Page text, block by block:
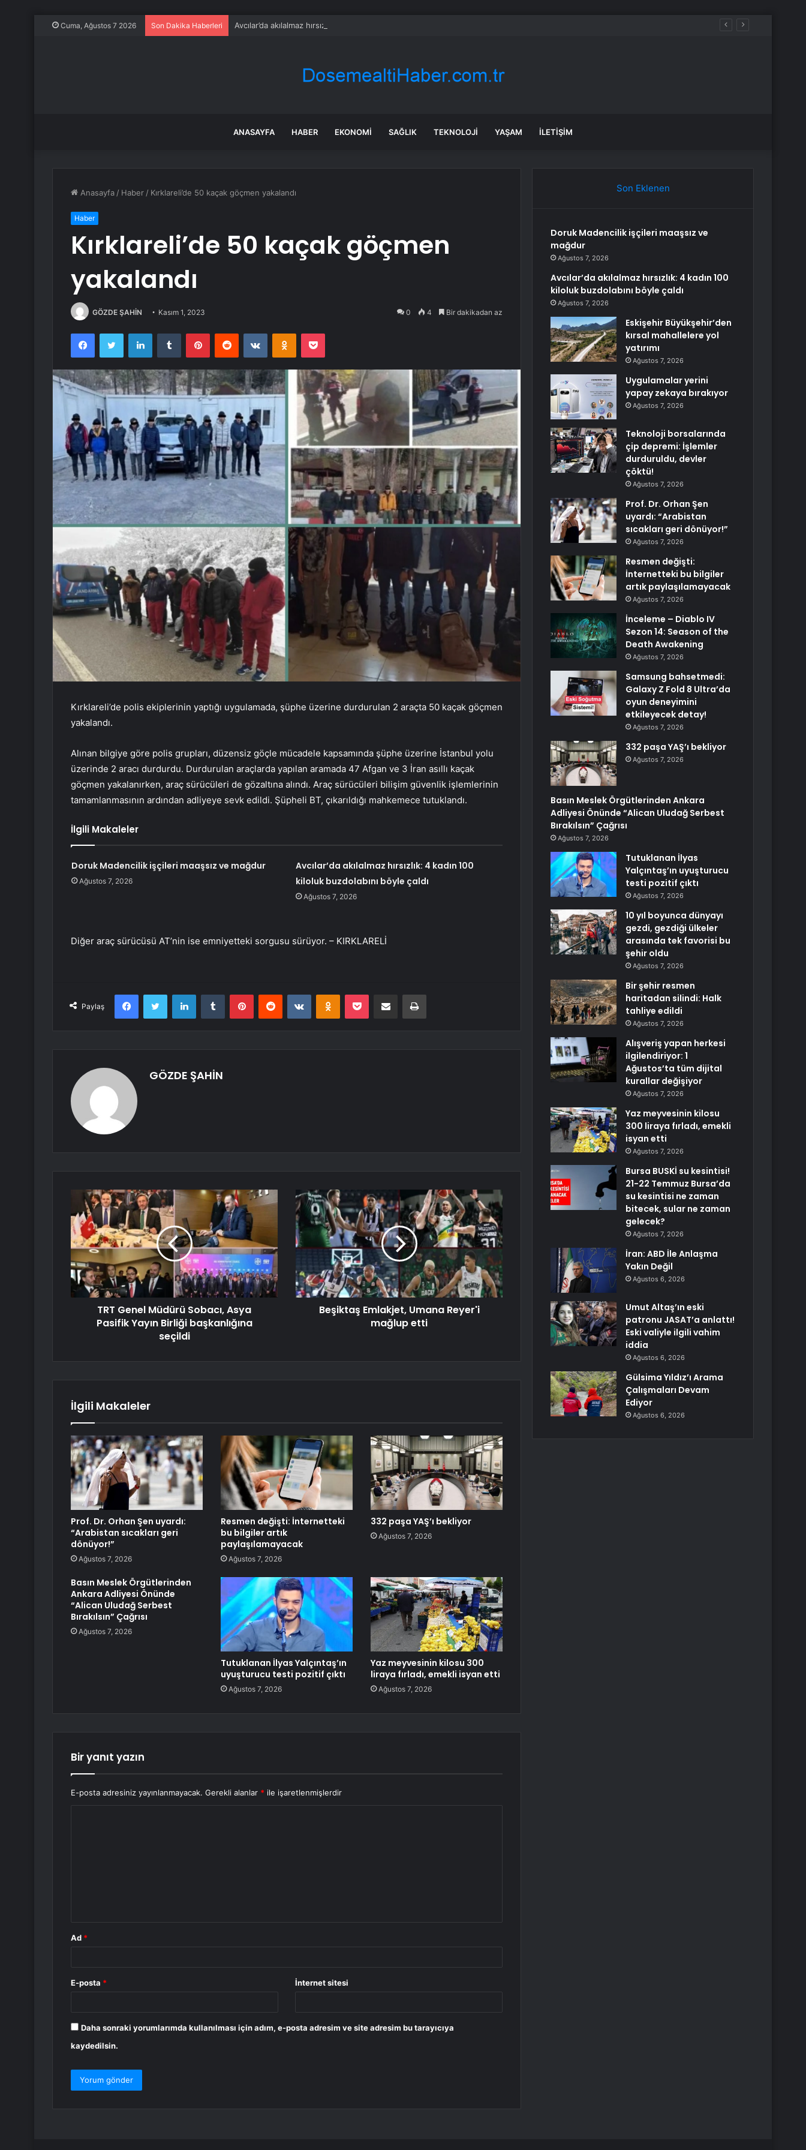
Cuma, Ağustos 7 2026 Son Dakika Haberleri Avcılar’da akılalmaz hırsızlık: 4 kadın 100 kiloluk buzdolabını böyle çaldı
ANASAYFA HABER EKONOMI SAĞLIK TEKNOLOJI YAŞAM İLETIŞIM
Anasayfa / Haber / Kırklareli’de 50 kaçak göçmen yakalandı
Haber
Kırklareli’de 50 kaçak göçmen
yakalandı
GÖZDE ŞAHİN Kasım 1, 2023 0 4 Bir dakikadan az
FacebookTwitter LinkedInTumblr PinterestReddit VKontakteOdnoklassniki
Pocket
Kırklareli’de polis ekiplerinin yaptığı uygulamada, şüphe üzerine durdurulan 2 araçta 50 kaçak göçmen
yakalandı.
Alınan bilgiye göre polis grupları, düzensiz göçle mücadele kapsamında şüphe üzerine İstanbul yolu
üzerinde 2 aracı durdurdu. Durdurulan araçlarda yapılan aramada 47 Afgan ve 3 İran asıllı kaçak
göçmen yakalanırken, araç sürücüleri de gözaltına alındı. Araç sürücüleri bilişim güvenlik işlemlerinin
tamamlanmasının ardından adliyeye sevk edildi. Şüpheli BT, çıkarıldığı mahkemece tutuklandı.
İlgili Makaleler
Doruk Madencilik işçileri maaşsız ve mağdur
Ağustos 7, 2026
Avcılar’da akılalmaz hırsızlık: 4 kadın 100
kiloluk buzdolabını böyle çaldı
Ağustos 7, 2026
Diğer araç sürücüsü AT’nin ise emniyetteki sorgusu sürüyor. – KIRKLARELİ
Paylaş
FacebookTwitter LinkedInTumblr PinterestReddit VKontakteOdnoklassniki
Pocket E-Posta ile paylaş Yazdır
GÖZDE ŞAHİN
TRT Genel Müdürü Sobacı, Asya
Pasifik Yayın Birliği başkanlığına
seçildi
Beşiktaş Emlakjet, Umana Reyer'i
mağlup etti
İlgili Makaleler
Prof. Dr. Orhan Şen uyardı:
“Arabistan sıcakları geri
dönüyor!”
Ağustos 7, 2026
Resmen değişti: İnternetteki
bu bilgiler artık
paylaşılamayacak
Ağustos 7, 2026
332 paşa YAŞ’ı bekliyor
Ağustos 7, 2026
Basın Meslek Örgütlerinden
Ankara Adliyesi Önünde
“Alican Uludağ Serbest
Bırakılsın” Çağrısı
Ağustos 7, 2026
Tutuklanan İlyas Yalçıntaş’ın
uyuşturucu testi pozitif çıktı
Ağustos 7, 2026
Yaz meyvesinin kilosu 300
liraya fırladı, emekli isyan etti
Ağustos 7, 2026
Bir yanıt yazın
E-posta adresiniz yayınlanmayacak. Gerekli alanlar * ile işaretlenmişlerdir
Ad *
E-posta * İnternet sitesi
Daha sonraki yorumlarımda kullanılması için adım, e-posta adresim ve site adresim bu tarayıcıya
kaydedilsin.
Son Eklenen
Doruk Madencilik işçileri maaşsız ve
mağdur
Ağustos 7, 2026
Avcılar’da akılalmaz hırsızlık: 4 kadın 100
kiloluk buzdolabını böyle çaldı
Ağustos 7, 2026
Eskişehir Büyükşehir’den
kırsal mahallelere yol
yatırımı
Ağustos 7, 2026
Uygulamalar yerini
yapay zekaya bırakıyor
Ağustos 7, 2026
Teknoloji borsalarında
çip depremi: İşlemler
durduruldu, devler
çöktü!
Ağustos 7, 2026
Prof. Dr. Orhan Şen
uyardı: “Arabistan
sıcakları geri dönüyor!”
Ağustos 7, 2026
Resmen değişti:
İnternetteki bu bilgiler
artık paylaşılamayacak
Ağustos 7, 2026
İnceleme – Diablo IV
Sezon 14: Season of the
Death Awakening
Ağustos 7, 2026
Samsung bahsetmedi:
Galaxy Z Fold 8 Ultra’da
oyun deneyimini
etkileyecek detay!
Ağustos 7, 2026
332 paşa YAŞ’ı bekliyor
Ağustos 7, 2026
Basın Meslek Örgütlerinden Ankara
Adliyesi Önünde “Alican Uludağ Serbest
Bırakılsın” Çağrısı
Ağustos 7, 2026
Tutuklanan İlyas
Yalçıntaş’ın uyuşturucu
testi pozitif çıktı
Ağustos 7, 2026
10 yıl boyunca dünyayı
gezdi, gezdiği ülkeler
arasında tek favorisi bu
şehir oldu
Ağustos 7, 2026
Bir şehir resmen
haritadan silindi: Halk
tahliye edildi
Ağustos 7, 2026
Alışveriş yapan herkesi
ilgilendiriyor: 1
Ağustos’ta tüm dijital
kurallar değişiyor
Ağustos 7, 2026
Yaz meyvesinin kilosu
300 liraya fırladı, emekli
isyan etti
Ağustos 7, 2026
Bursa BUSKİ su kesintisi!
21-22 Temmuz Bursa’da
su kesintisi ne zaman
bitecek, sular ne zaman
gelecek?
Ağustos 7, 2026
İran: ABD İle Anlaşma
Yakın Değil
Ağustos 6, 2026
Umut Altaş’ın eski
patronu JASAT’a anlattı!
Eski valiyle ilgili vahim
iddia
Ağustos 6, 2026
Gülsima Yıldız’ı Arama
Çalışmaları Devam
Ediyor
Ağustos 6, 2026